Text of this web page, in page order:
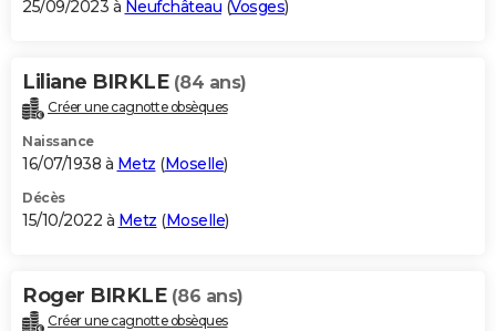
25/09/2023 à Neufchâteau (Vosges)
Liliane BIRKLE (84 ans)
Créer une cagnotte obsèques
Naissance
16/07/1938 à Metz (Moselle)
Décès
15/10/2022 à Metz (Moselle)
Roger BIRKLE (86 ans)
Créer une cagnotte obsèques